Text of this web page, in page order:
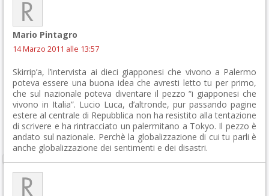
Mario Pintagro
14 Marzo 2011 alle 13:57
Skirrip’a, l’intervista ai dieci giapponesi che vivono a Palermo
poteva essere una buona idea che avresti letto tu per primo,
che sul nazionale poteva diventare il pezzo “i giapponesi che
vivono in Italia”. Lucio Luca, d’altronde, pur passando pagine
estere al centrale di Repubblica non ha resistito alla tentazione
di scrivere e ha rintracciato un palermitano a Tokyo. Il pezzo è
andato sul nazionale. Perchè la globalizzazione di cui tu parli è
anche globalizzazione dei sentimenti e dei disastri.